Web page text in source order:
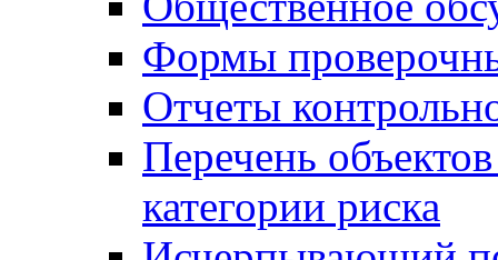
Формы
Отчеты
Перечень
категории риска